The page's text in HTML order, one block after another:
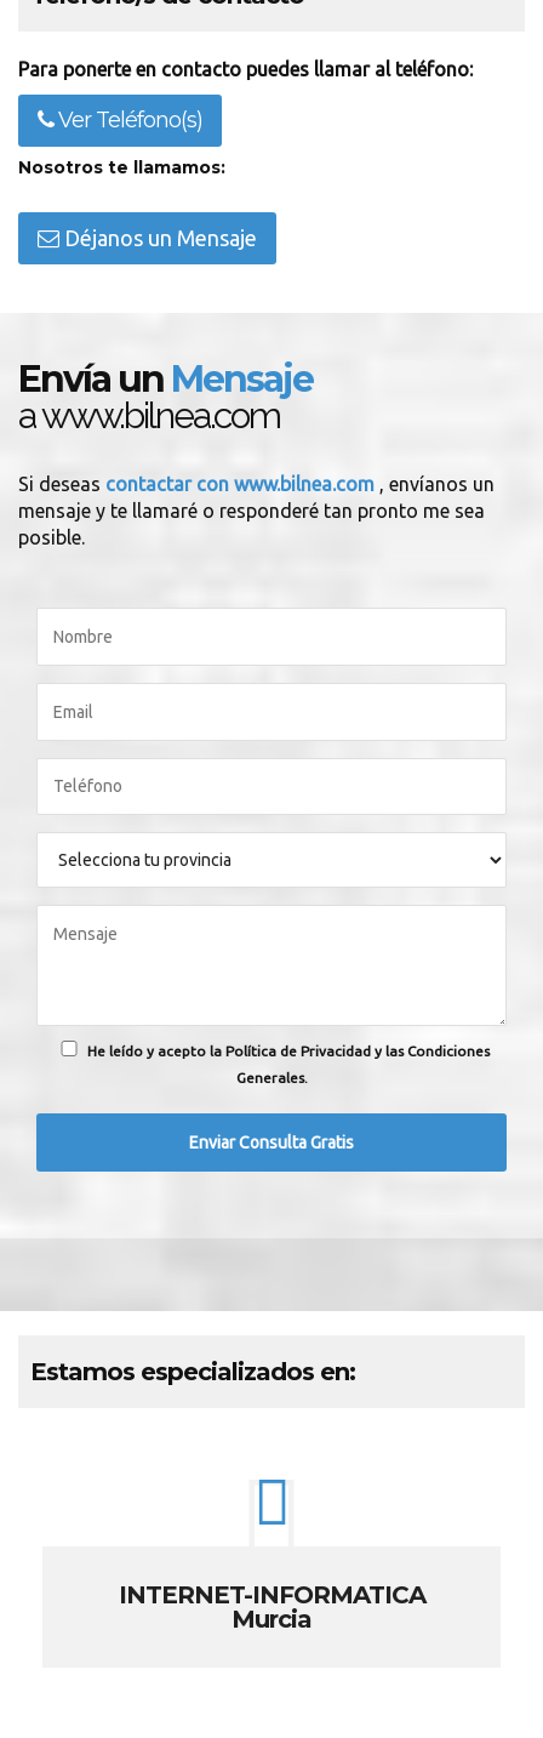
Para ponerte en contacto puedes llamar al teléfono:
Ver Teléfono(s)
Nosotros te llamamos:
Déjanos un Mensaje
Envía un Mensaje
a www.bilnea.com
Si deseas contactar con www.bilnea.com , envíanos un
mensaje y te llamaré o responderé tan pronto me sea
posible.
He leído y acepto la Política de Privacidad y las Condiciones
Generales.
Estamos especializados en:
INTERNET-INFORMATICA
Murcia